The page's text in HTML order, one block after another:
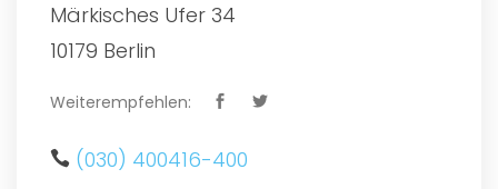
Märkisches Ufer 34
10179 Berlin
Weiterempfehlen:
(030) 400416-400